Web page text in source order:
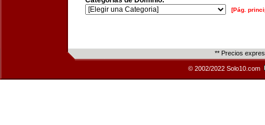
[Pág.
** Precios
© 2002/2022 Solo10.com